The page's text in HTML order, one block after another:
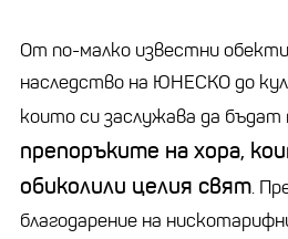
От по-малко известни
наследство на ЮНЕСКО до
които си заслужава да бъдат
препоръките на хора,
обиколили целия свят.
благодарение на